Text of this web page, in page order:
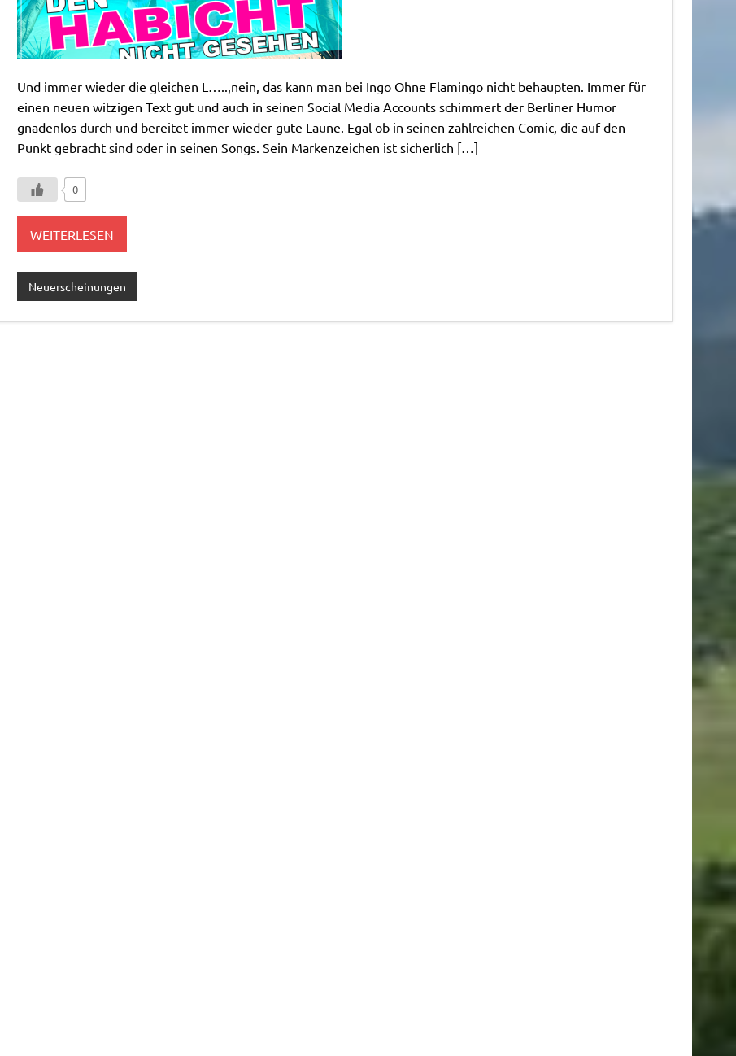
Und immer wieder die gleichen L…..,nein, das kann man bei Ingo Ohne Flamingo nicht behaupten. Immer für
einen neuen witzigen Text gut und auch in seinen Social Media Accounts schimmert der Berliner Humor
gnadenlos durch und bereitet immer wieder gute Laune. Egal ob in seinen zahlreichen Comic, die auf den
Punkt gebracht sind oder in seinen Songs. Sein Markenzeichen ist sicherlich […]
0
WEITERLESEN
Neuerscheinungen